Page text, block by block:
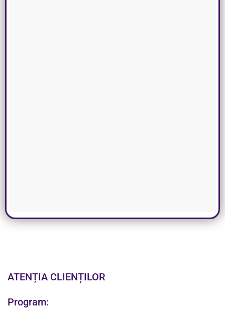
ATENȚIA CLIENȚILOR
Program: